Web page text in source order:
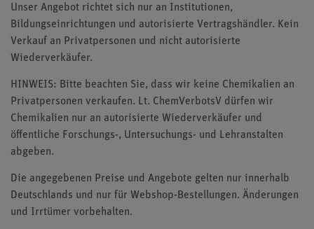
Unser Angebot richtet sich nur an Institutionen,
Bildungseinrichtungen und autorisierte Vertragshändler. Kein
Verkauf an Privatpersonen und nicht autorisierte
Wiederverkäufer.
HINWEIS: Bitte beachten Sie, dass wir keine Chemikalien an
Privatpersonen verkaufen. Lt. ChemVerbotsV dürfen wir
Chemikalien nur an autorisierte Wiederverkäufer und
öffentliche Forschungs-, Untersuchungs- und Lehranstalten
abgeben.
Die angegebenen Preise und Angebote gelten nur innerhalb
Deutschlands und nur für Webshop-Bestellungen. Änderungen
und Irrtümer vorbehalten.